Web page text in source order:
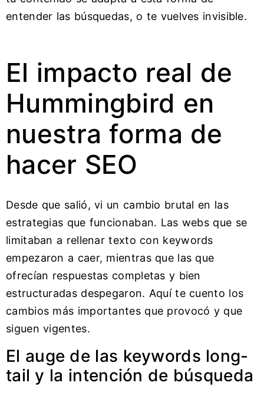
entender las búsquedas, o te vuelves invisible.
El impacto real de
Hummingbird en
nuestra forma de
hacer SEO
Desde que salió, vi un cambio brutal en las
estrategias que funcionaban. Las webs que se
limitaban a rellenar texto con keywords
empezaron a caer, mientras que las que
ofrecían respuestas completas y bien
estructuradas despegaron. Aquí te cuento los
cambios más importantes que provocó y que
siguen vigentes.
El auge de las keywords long-
tail y la intención de búsqueda